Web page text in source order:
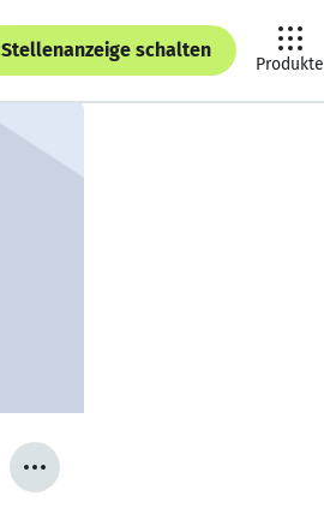
Stellenanzeige schalten
Produkte